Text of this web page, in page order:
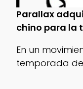
Parallax
chino para la
En un
temporada